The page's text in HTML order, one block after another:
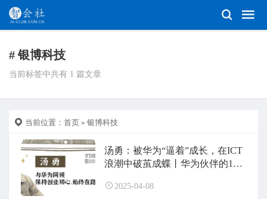
# 银博科技
当前标签中共有 1 篇文章
当前位置： 首页 » 银博科技
汤勇：被华为“逼着”成长，在ICT
浪潮中破茧成蝶丨华为伙伴的100
2025-04-08